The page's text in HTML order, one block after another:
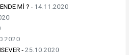
Mİ ? - 14.11.2020
-25.10.2020